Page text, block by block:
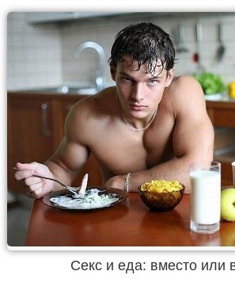
Секс и еда: вместо или